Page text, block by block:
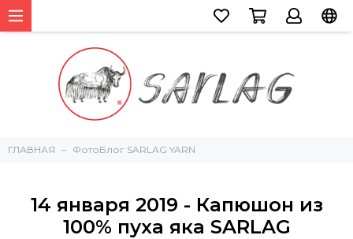
ГЛАВНАЯ ФотоБлог SARLAG YARN
14 января 2019 - Капюшон из
100% пуха яка SARLAG